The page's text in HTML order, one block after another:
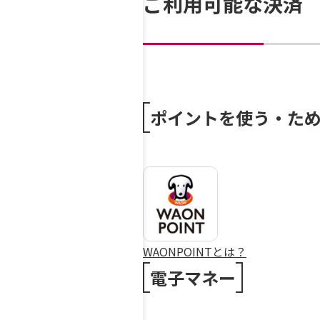
ポイントを使う・た
WAONPOINTとは？
電子マネー